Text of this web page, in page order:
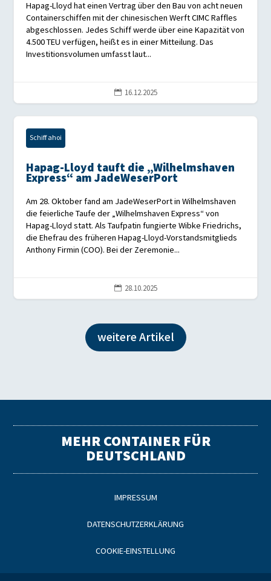
Hapag-Lloyd hat einen Vertrag über den Bau von acht neuen
Containerschiffen mit der chinesischen Werft CIMC Raffles
abgeschlossen. Jedes Schiff werde über eine Kapazität von
4.500 TEU verfügen, heißt es in einer Mitteilung. Das
Investitionsvolumen umfasst laut...
 16.12.2025
Schiff ahoi
Hapag-Lloyd tauft die „Wilhelmshaven
Express“ am JadeWeserPort
Am 28. Oktober fand am JadeWeserPort in Wilhelmshaven
die feierliche Taufe der „Wilhelmshaven Express“ von
Hapag-Lloyd statt. Als Taufpatin fungierte Wibke Friedrichs,
die Ehefrau des früheren Hapag-Lloyd-Vorstandsmitglieds
Anthony Firmin (COO). Bei der Zeremonie...
 28.10.2025
weitere Artikel
MEHR CONTAINER FÜR
DEUTSCHLAND
IMPRESSUM
DATENSCHUTZERKLÄRUNG
COOKIE-EINSTELLUNG